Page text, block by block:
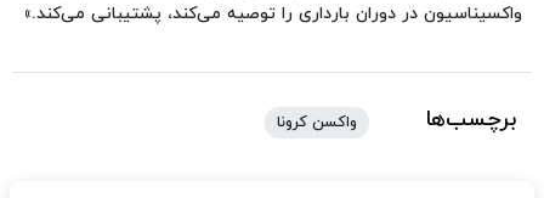
واکسیناسیون در دوران بارداری را توصیه می‌کند، پشتیبانی می‌کند.»
برچسب‌ها واکسن کرونا